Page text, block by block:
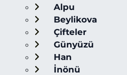
Alpu
Beylikova
Çifteler
Günyüzü
Han
İnönü